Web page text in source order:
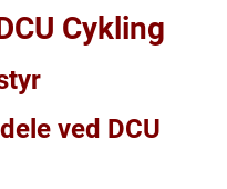
Cykling
ved DCU